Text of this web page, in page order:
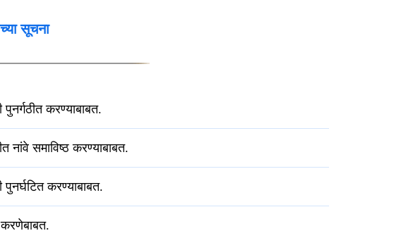
सूचना
करण्याबाबत.
नांवे समाविष्ठ करण्याबाबत.
करण्याबाबत.
करणेबाबत.